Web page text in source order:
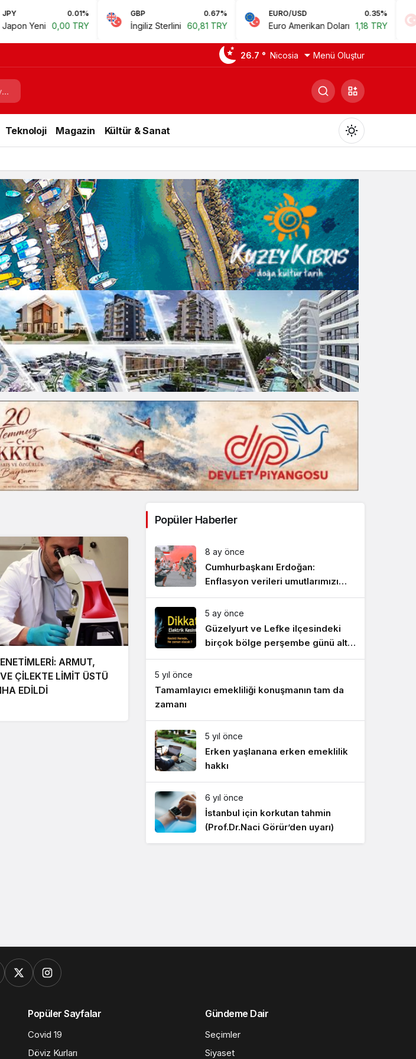
0,00 TRY
GBP
İngiliz Sterlini 60,81 TRY
EURO/USD
Euro Amerikan Doları 1,18 TRY
BIST
Bist
26.7 ° Nicosia Menü Oluştur
Teknoloji Magazin Kültür & Sanat
Gündüz Modu
Gündüz modunu seçin.
Gece Modu
Gece modunu seçin.
Sistem Modu
Sistem modunu seçin.
ARMUT,
ÇİLEKTE LİMİT ÜSTÜ
EDİLDİ
Popüler Haberler
8 ay önce
Cumhurbaşkanı Erdoğan:
Enflasyon verileri umutlarımızı
artırdı
5 ay önce
Güzelyurt ve Lefke ilçesindeki
birçok bölge perşembe günü altı
saat elektriksiz kalacak
5 yıl önce
Tamamlayıcı emekliliği konuşmanın tam da
zamanı
5 yıl önce
Erken yaşlanana erken emeklilik
hakkı
6 yıl önce
İstanbul için korkutan tahmin
(Prof.Dr.Naci Görür’den uyarı)
Popüler Sayfalar
Covid 19
Döviz Kurları
Gündeme Dair
Seçimler
Siyaset